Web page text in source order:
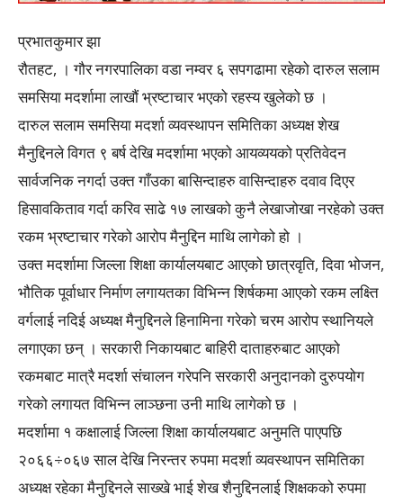
प्रभातकुमार झा
रौतहट, । गौर नगरपालिका वडा नम्वर ६ सपगढामा रहेको दारुल सलाम
समसिया मदर्शामा लाखौं भ्रष्टाचार भएको रहस्य खुलेको छ ।
दारुल सलाम समसिया मदर्शा व्यवस्थापन समितिका अध्यक्ष शेख
मैनुद्दिनले विगत ९ बर्ष देखि मदर्शामा भएको आयव्ययको प्रतिवेदन
सार्वजनिक नगर्दा उक्त गाँउका बासिन्दाहरु वासिन्दाहरु दवाव दिएर
हिसावकिताव गर्दा करिव साढे १७ लाखको कुनै लेखाजोखा नरहेको उक्त
रकम भ्रष्टाचार गरेको आरोप मैनुद्दिन माथि लागेको हो ।
उक्त मदर्शामा जिल्ला शिक्षा कार्यालयबाट आएको छात्रवृति, दिवा भोजन,
भौतिक पूर्वाधार निर्माण लगायतका विभिन्न शिर्षकमा आएको रकम लक्ष्ति
वर्गलाई नदिई अध्यक्ष मैनुद्दिनले हिनामिना गरेको चरम आरोप स्थानियले
लगाएका छन् । सरकारी निकायबाट बाहिरी दाताहरुबाट आएको
रकमबाट मात्रै मदर्शा संचालन गरेपनि सरकारी अनुदानको दुरुपयोग
गरेको लगायत विभिन्न लाञ्छना उनी माथि लागेको छ ।
मदर्शामा १ कक्षालाई जिल्ला शिक्षा कार्यालयबाट अनुमति पाएपछि
२०६६÷०६७ साल देखि निरन्तर रुपमा मदर्शा व्यवस्थापन समितिका
अध्यक्ष रहेका मैनुद्दिनले साख्खे भाई शेख शैनुद्दिनलाई शिक्षकको रुपमा